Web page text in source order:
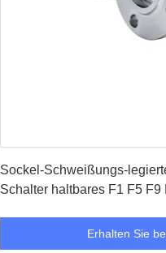
Sockel-Schweißungs-
Schalter haltbares F1 F5 F9
Erhalten Sie